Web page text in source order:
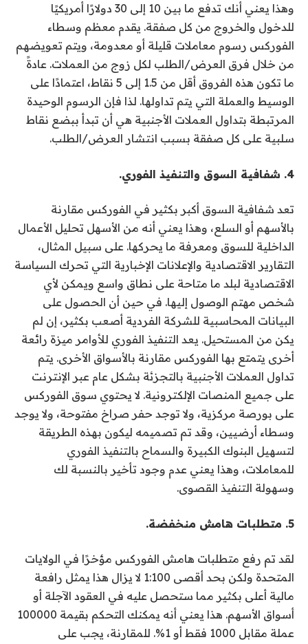
وهذا يعني أنك تدفع ما بين 10 إلى 30 دولارًا أمريكيًا
للدخول والخروج من كل صفقة. يقدم معظم وسطاء
الفوركس رسوم معاملات قليلة أو معدومة، ويتم تعويضهم
من خلال فرق العرض/الطلب لكل زوج من العملات. عادةً
ما تكون هذه الفروق أقل من 1.5 إلى 5 نقاط، اعتمادًا على
الوسيط والعملة التي يتم تداولها. لذا فإن الرسوم الوحيدة
المرتبطة بتداول العملات الأجنبية هي أن تبدأ ببضع نقاط
سلبية على كل صفقة بسبب انتشار العرض/الطلب.
4. شفافية السوق والتنفيذ الفوري.
تعد شفافية السوق أكبر بكثير في الفوركس مقارنة
بالأسهم أو السلع، وهذا يعني أنه من الأسهل تحليل الأعمال
الداخلية للسوق ومعرفة ما يحركها. على سبيل المثال،
التقارير الاقتصادية والإعلانات الإخبارية التي تحرك السياسة
الاقتصادية لبلد ما متاحة على نطاق واسع ويمكن لأي
شخص مهتم الوصول إليها. في حين أن الحصول على
البيانات المحاسبية للشركة الفردية أصعب بكثير، إن لم
يكن من المستحيل. يعد التنفيذ الفوري للأوامر ميزة رائعة
أخرى يتمتع بها الفوركس مقارنة بالأسواق الأخرى. يتم
تداول العملات الأجنبية بالتجزئة بشكل عام عبر الإنترنت
على جميع المنصات الإلكترونية. لا يحتوي سوق الفوركس
على بورصة مركزية، ولا توجد حفر صراخ مفتوحة، ولا يوجد
وسطاء أرضيين، وقد تم تصميمه ليكون بهذه الطريقة
لتسهيل البنوك الكبيرة والسماح بالتنفيذ الفوري
للمعاملات، وهذا يعني عدم وجود تأخير بالنسبة لك
وسهولة التنفيذ القصوى.
5. متطلبات هامش منخفضة.
لقد تم رفع متطلبات هامش الفوركس مؤخرًا في الولايات
المتحدة ولكن بحد أقصى 1:100 لا يزال هذا يمثل رافعة
مالية أعلى بكثير مما ستحصل عليه في العقود الآجلة أو
أسواق الأسهم. هذا يعني أنه يمكنك التحكم بقيمة 100000
عملة مقابل 1000 فقط أو 1%. للمقارنة، يجب على